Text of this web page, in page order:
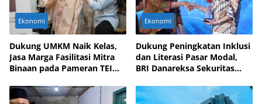
Ekonomi
Dukung UMKM Naik Kelas,
Jasa Marga Fasilitasi Mitra
Binaan pada Pameran TEI
Ekonomi
Dukung Peningkatan Inklusi
dan Literasi Pasar Modal,
BRI Danareksa Sekuritas